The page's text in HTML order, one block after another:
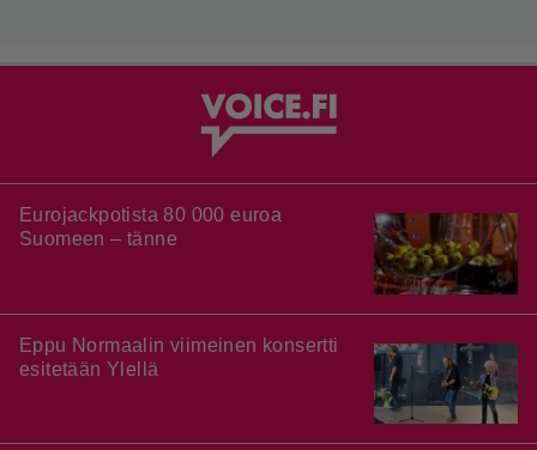
Eurojackpotista 80 000 euroa
Suomeen – tänne
Eppu Normaalin viimeinen konsertti
esitetään Ylellä